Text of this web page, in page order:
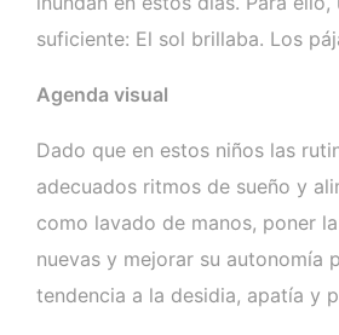
suficiente: El sol brillaba. Los
Agenda visual
Dado que en estos niños las
adecuados ritmos de sueño y
como lavado de manos, poner
nuevas y mejorar su autonomía
tendencia a la desidia, apatía y